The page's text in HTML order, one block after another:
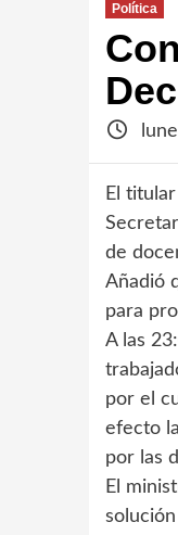
Política
El
de
Añadió
para
A las
por el
efecto
por las
El